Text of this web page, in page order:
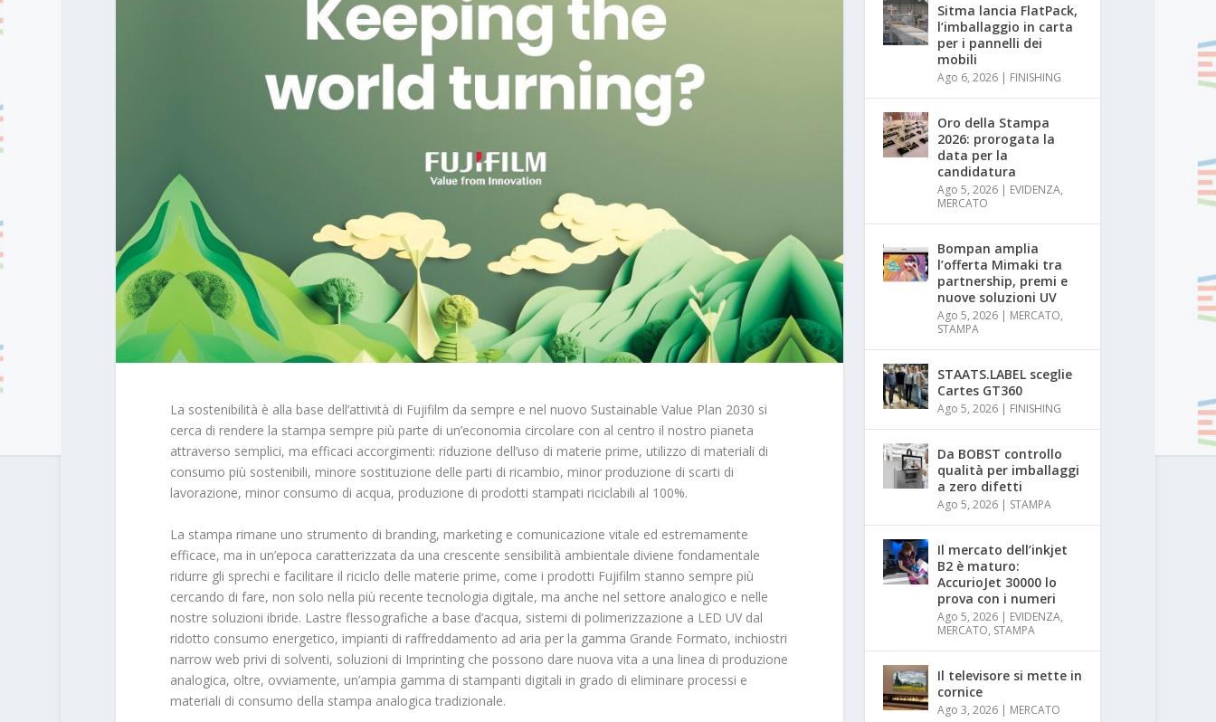
La sostenibilità è alla base dell’attività di Fujifilm da sempre e nel nuovo Sustainable Value Plan 2030 si
cerca di rendere la stampa sempre più parte di un’economia circolare con al centro il nostro pianeta
attraverso semplici, ma efficaci accorgimenti: riduzione dell’uso di materie prime, utilizzo di materiali di
consumo più sostenibili, minore sostituzione delle parti di ricambio, minor produzione di scarti di
lavorazione, minor consumo di acqua, produzione di prodotti stampati riciclabili al 100%.
La stampa rimane uno strumento di branding, marketing e comunicazione vitale ed estremamente
efficace, ma in un’epoca caratterizzata da una crescente sensibilità ambientale diviene fondamentale
ridurre gli sprechi e facilitare il riciclo delle materie prime, come i prodotti Fujifilm stanno sempre più
cercando di fare, non solo nella più recente tecnologia digitale, ma anche nel settore analogico e nelle
nostre soluzioni ibride. Lastre flessografiche a base d’acqua, sistemi di polimerizzazione a LED UV dal
ridotto consumo energetico, impianti di raffreddamento ad aria per la gamma Grande Formato, inchiostri
narrow web privi di solventi, soluzioni di Imprinting che possono dare nuova vita a una linea di produzione
analogica, oltre, ovviamente, un’ampia gamma di stampanti digitali in grado di eliminare processi e
materiali di consumo della stampa analogica tradizionale.
Sitma lancia FlatPack,
l’imballaggio in carta
per i pannelli dei
mobili
Ago 6, 2026 | FINISHING
Oro della Stampa
2026: prorogata la
data per la
candidatura
Ago 5, 2026 | EVIDENZA,
MERCATO
Bompan amplia
l’offerta Mimaki tra
partnership, premi e
nuove soluzioni UV
Ago 5, 2026 | MERCATO,
STAMPA
STAATS.LABEL sceglie
Cartes GT360
Ago 5, 2026 | FINISHING
Da BOBST controllo
qualità per imballaggi
a zero difetti
Ago 5, 2026 | STAMPA
Il mercato dell’inkjet
B2 è maturo:
AccurioJet 30000 lo
prova con i numeri
Ago 5, 2026 | EVIDENZA,
MERCATO, STAMPA
Il televisore si mette in
cornice
Ago 3, 2026 | MERCATO